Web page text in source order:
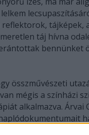
tájképek,
táj hívna
bennünket
összművészeti
mégis a színházi
alkalmazva. Árvai
ítélő ember